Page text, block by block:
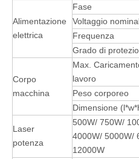
Alimentazione
elettrica
Fase
Voltaggio
Frequenza
Grado di
Corpo
macchina
Max.
lavoro
Peso corporeo
Dimensione
Laser
potenza
500W/ 750W/
4000W/ 5000W/
12000W